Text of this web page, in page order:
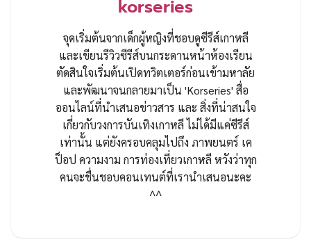
korseries
จุดเริ่มต้นจากเด็กผู้หญิงที่ชอบดูซีรีส์เกาหลี
และเขียนรีวิวซีรีส์บนกระดานหน้าห้องเรียน
ตัดสินใจเริ่มต้นเปิดทวิตเตอร์ก่อนเข้ามหาลัย
และพัฒนาจนกลายมาเป็น 'Korseries' สื่อ
ออนไลน์ที่นำเสนอข่าวสาร และ สิ่งที่น่าสนใจ
เกี่ยวกับวงการบันเทิงเกาหลี ไม่ได้มีแค่ซีรีส์
เท่านั้น แต่ยังครอบคลุมไปถึง ภาพยนตร์ เค
ป็อป ความงาม การท่องเที่ยวเกาหลี หวังว่าทุก
คนจะชื่นชอบคอนเทนต์ที่เรานำเสนอนะคะ
^^